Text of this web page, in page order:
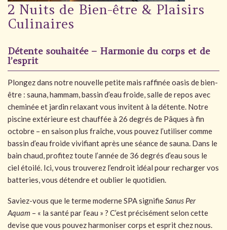
2 Nuits de Bien-être & Plaisirs
Culinaires
Détente souhaitée – Harmonie du corps et de
l’esprit
Plongez dans notre nouvelle petite mais raffinée oasis de bien-
être : sauna, hammam, bassin d’eau froide, salle de repos avec
cheminée et jardin relaxant vous invitent à la détente. Notre
piscine extérieure est chauffée à 26 degrés de Pâques à fin
octobre – en saison plus fraîche, vous pouvez l’utiliser comme
bassin d’eau froide vivifiant après une séance de sauna. Dans le
bain chaud, profitez toute l’année de 36 degrés d’eau sous le
ciel étoilé. Ici, vous trouverez l’endroit idéal pour recharger vos
batteries, vous détendre et oublier le quotidien.
Saviez-vous que le terme moderne SPA signifieSanus Per
Aquam – « la santé par l’eau » ? C’est précisément selon cette
devise que vous pouvez harmoniser corps et esprit chez nous.